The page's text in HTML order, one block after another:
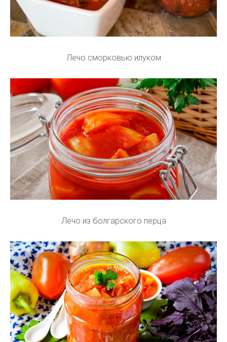
Лечо сморковью илуком
Лечо из болгарского перца